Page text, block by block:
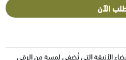
الآن
الأنيقة التي تُضفي لمسة من الرقي